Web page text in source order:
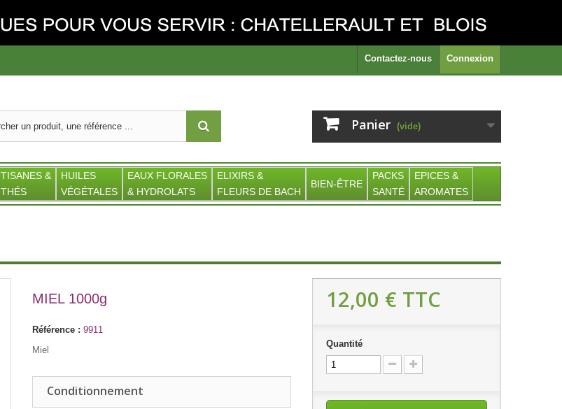
Connexion
Contactez-nous
Panier (vide)
TISANES &
THÉS
HUILES
VÉGÉTALES
EAUX FLORALES
& HYDROLATS
ELIXIRS &
FLEURS DE BACH
BIEN-ÊTRE
PACKS
SANTÉ
EPICES &
AROMATES
MIEL 1000g
Référence : 9911
Miel
Conditionnement
12,00 € TTC
Quantité